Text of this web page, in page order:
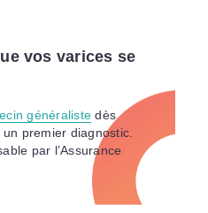
vos varices se
généraliste dès
premier diagnostic.
par l’Assurance